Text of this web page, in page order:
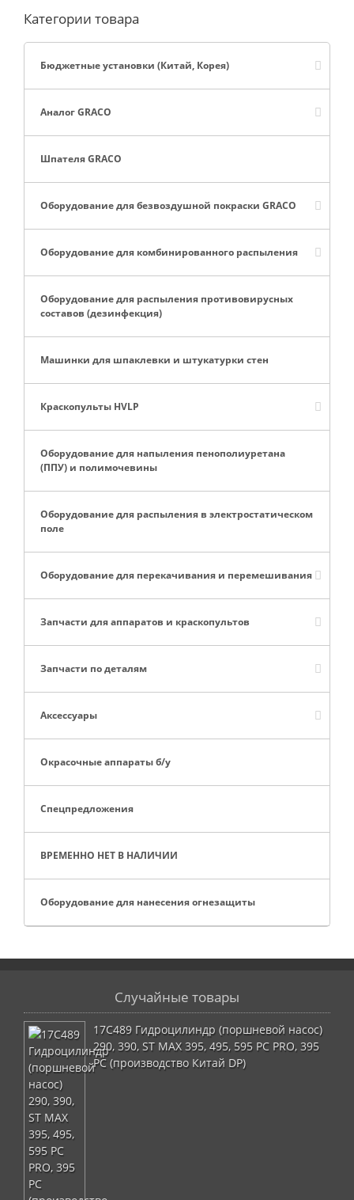
Категории товара
Бюджетные установки (Китай, Корея)
Аналог GRACO
Шпателя GRACO
Оборудование для безвоздушной покраски GRACO
Оборудование для комбинированного распыления
Оборудование для распыления противовирусных
составов (дезинфекция)
Машинки для шпаклевки и штукатурки стен
Краскопульты HVLP
Оборудование для напыления пенополиуретана
(ППУ) и полимочевины
Оборудование для распыления в электростатическом
поле
Оборудование для перекачивания и перемешивания
Запчасти для аппаратов и краскопультов
Запчасти по деталям
Аксессуары
Окрасочные аппараты б/у
Спецпредложения
ВРЕМЕННО НЕТ В НАЛИЧИИ
Оборудование для нанесения огнезащиты
Случайные товары
17C489 Гидроцилиндр (поршневой насос)
290, 390, ST MAX 395, 495, 595 PC PRO, 395
PC (производство Китай DP)